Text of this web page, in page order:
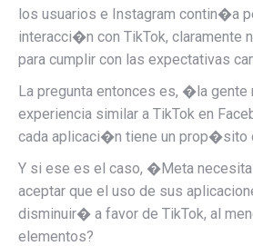
los usuarios e Instagram contin�a
interacci�n con TikTok, claramente
para cumplir con las expectativas
La pregunta entonces es, �la gente
experiencia similar a TikTok en
cada aplicaci�n tiene un prop�sito
Y si ese es el caso, �Meta
aceptar que el uso de sus
disminuir� a favor de TikTok, al
elementos?